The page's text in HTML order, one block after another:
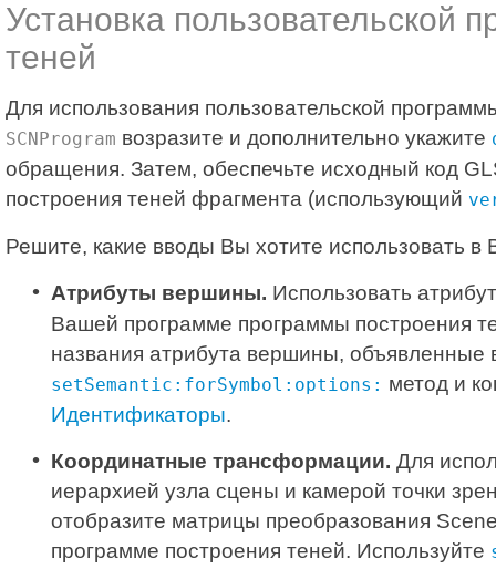
Установка пользовательской
теней
Для использования пользовательской
SCNProgram возразите и дополнительно укажите
обращения. Затем, обеспечьте исходный код
построения теней фрагмента (использующий
Решите, какие вводы Вы хотите использовать
Атрибуты вершины. Использовать
Вашей программе программы построения
названия атрибута вершины, объявленные
setSemantic:forSymbol:options: метод и
Идентификаторы.
Координатные трансформации. Для
иерархией узла сцены и камерой точки
отобразите матрицы преобразования
программе построения теней. Используйте